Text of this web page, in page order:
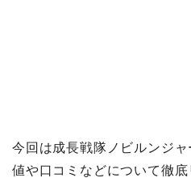
今回は成長戦隊ノビルンジ
値や口コミなどについて徹